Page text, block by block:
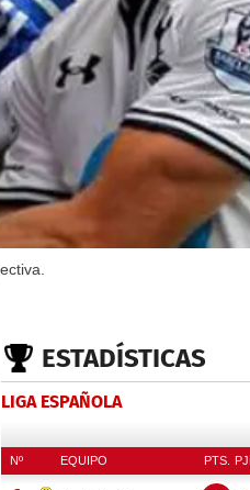
ESTADÍSTICAS
LIGA ESPAÑOLA